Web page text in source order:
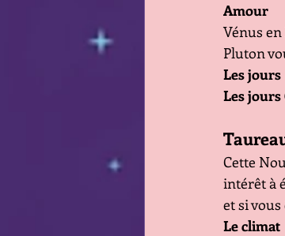
Amour
Vénus
Pluton
Les jours
Les jours
Cette
intérêt à
et si
Le climat